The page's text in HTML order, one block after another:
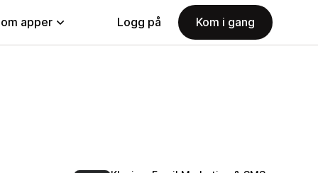
apper Logg på Kom i gang